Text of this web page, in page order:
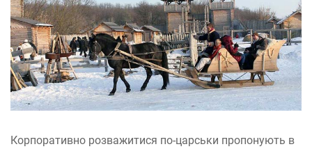
Корпоративно розважитися по-царськи пропонують в